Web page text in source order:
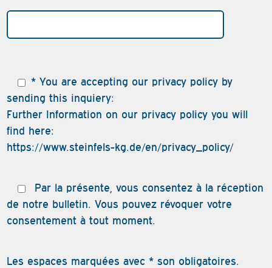
* You are accepting our privacy policy by
sending this inquiery:
Further Information on our privacy policy you will
find here:
https://www.steinfels-kg.de/en/privacy_policy/
Par la présente, vous consentez à la réception
de notre bulletin. Vous pouvez révoquer votre
consentement à tout moment.
Les espaces marquées avec * son obligatoires.